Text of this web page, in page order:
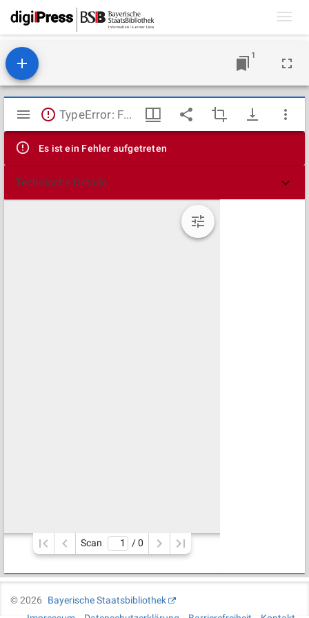
1
Mirador
Viewer
TypeError: Failed to fetch
Es ist ein Fehler aufgetreten
Technische Details
Scan / 0
©2026
Bayerische Staatsbibliothek